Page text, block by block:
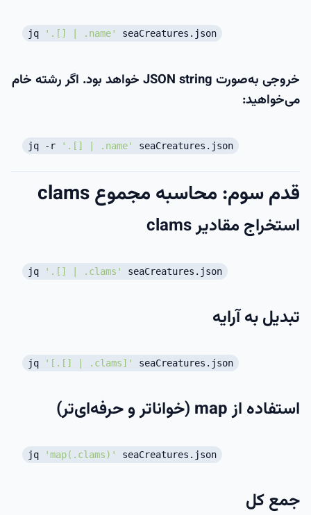
jq '.[] | .name' seaCreatures.json
خروجی به‌صورت JSON string خواهد بود. اگر رشته خام
می‌خواهید:
jq -r '.[] | .name' seaCreatures.json
قدم سوم: محاسبه مجموع clams
استخراج مقادیر clams
jq '.[] | .clams' seaCreatures.json
تبدیل به آرایه
jq '[.[] | .clams]' seaCreatures.json
استفاده از map (خواناتر و حرفه‌ای‌تر)
jq 'map(.clams)' seaCreatures.json
جمع کل